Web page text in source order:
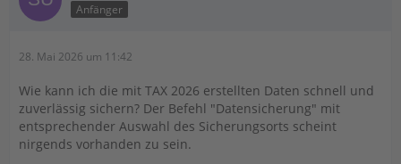
Anfänger
28. Mai 2026 um 11:42
Wie kann ich die mit TAX 2026 erstellten Daten schnell und
zuverlässig sichern? Der Befehl "Datensicherung" mit
entsprechender Auswahl des Sicherungsorts scheint
nirgends vorhanden zu sein.